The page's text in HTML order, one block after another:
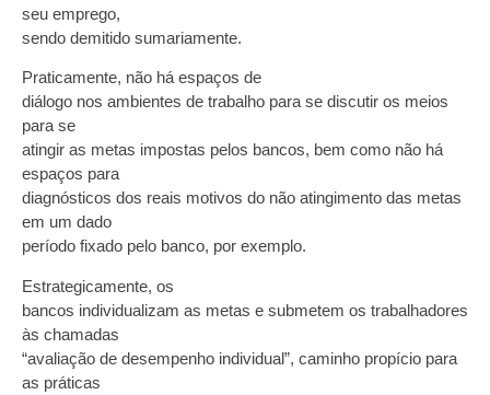
seu emprego,
sendo demitido sumariamente.
Praticamente, não há espaços de
diálogo nos ambientes de trabalho para se discutir os meios
para se
atingir as metas impostas pelos bancos, bem como não há
espaços para
diagnósticos dos reais motivos do não atingimento das metas
em um dado
período fixado pelo banco, por exemplo.
Estrategicamente, os
bancos individualizam as metas e submetem os trabalhadores
às chamadas
“avaliação de desempenho individual”, caminho propício para
as práticas